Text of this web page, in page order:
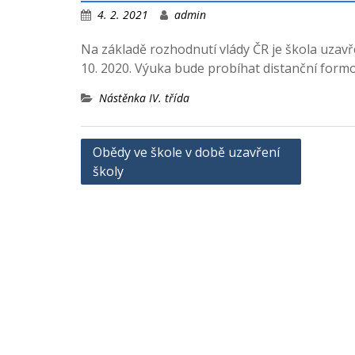
4. 2. 2021 admin
Na základě rozhodnutí vlády ČR je škola
10. 2020. Výuka bude probíhat distanční
Nástěnka IV. třída
Navigace
pro
Obědy ve škole v době uzavření
školy